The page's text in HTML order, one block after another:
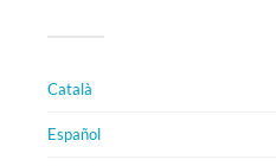
Català
Español